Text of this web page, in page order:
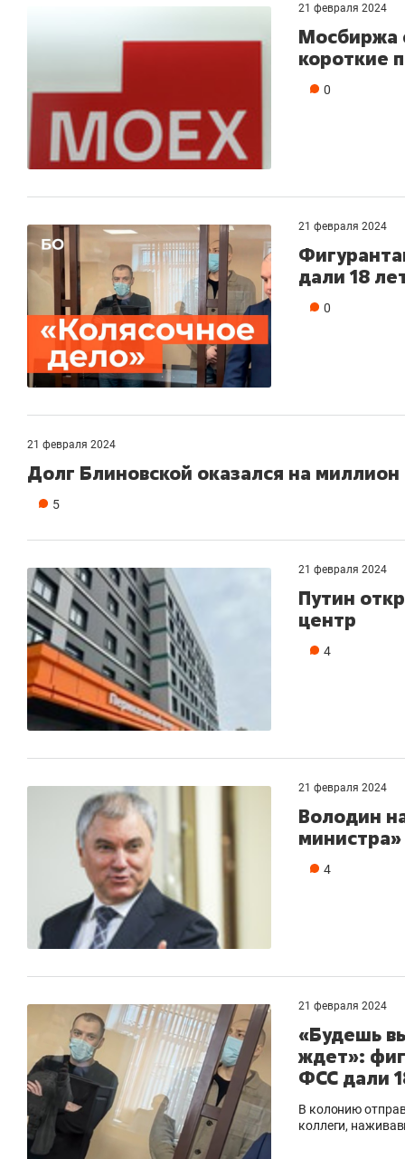
21 февраля 2024
Мосбиржа
короткие
0
21 февраля 2024
дали 18
0
21 февраля 2024
Долг Блиновской оказался на
5
21 февраля 2024
Путин
центр
4
21 февраля 2024
Володин
министра»
4
21 февраля 2024
«Будешь
ждет»:
ФСС дали
В колонию
коллеги,